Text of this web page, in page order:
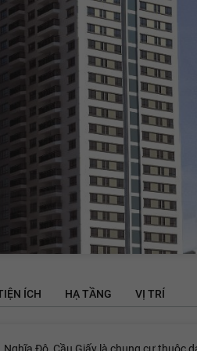
ÍCH HẠ TẦNG VỊ TRÍ